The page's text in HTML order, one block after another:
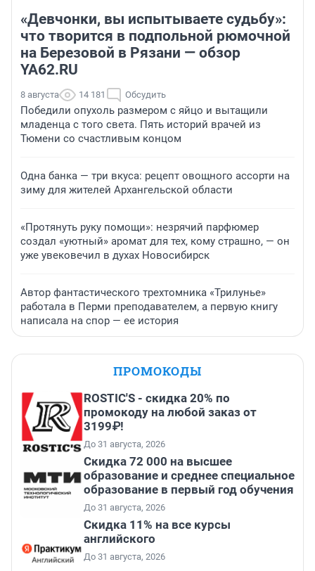
«Девчонки, вы испытываете судьбу»:
что творится в подпольной рюмочной
на Березовой в Рязани — обзор
YA62.RU
8 августа 14 181 Обсудить
Победили опухоль размером с яйцо и вытащили
младенца с того света. Пять историй врачей из
Тюмени со счастливым концом
Одна банка — три вкуса: рецепт овощного ассорти на
зиму для жителей Архангельской области
«Протянуть руку помощи»: незрячий парфюмер
создал «уютный» аромат для тех, кому страшно, — он
уже увековечил в духах Новосибирск
Автор фантастического трехтомника «Трилунье»
работала в Перми преподавателем, а первую книгу
написала на спор — ее история
ПРОМОКОДЫ
ROSTIC'S - скидка 20% по
промокоду на любой заказ от
3199₽!
До 31 августа, 2026
Скидка 72 000 на высшее
образование и среднее специальное
образование в первый год обучения
До 31 августа, 2026
Скидка 11% на все курсы
английского
До 31 августа, 2026